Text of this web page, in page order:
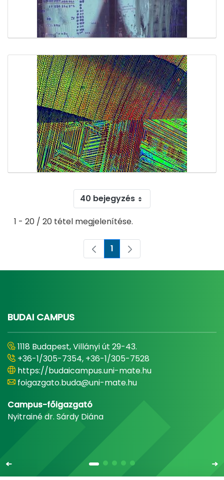
40 bejegyzés
1 - 20 / 20 tétel megjelenítése.
Oldal
1
BUDAI CAMPUS
1118 Budapest, Villányi út 29-43.
+36-1/305-7354, +36-1/305-7528
https://budaicampus.uni-mate.hu
foigazgato.buda@uni-mate.hu
Campus-főigazgató
Nyitrainé dr. Sárdy Diána